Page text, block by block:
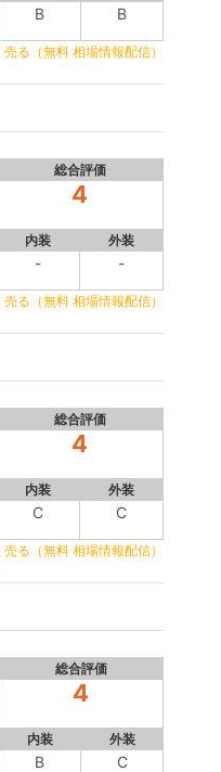
B B
売る（無料 相場情報配信）
総合評価
4
内装 外装
- -
売る（無料 相場情報配信）
総合評価
4
内装 外装
C C
売る（無料 相場情報配信）
総合評価
4
内装 外装
B C